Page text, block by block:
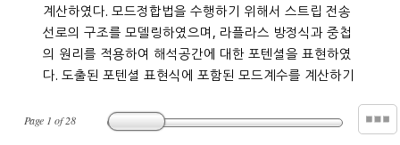
Page 1 of28
계산하였다. 모드정합법을 수행하기 위해서 스트립 전송
선로의 구조를 모델링하였으며, 라플라스 방정식과 중첩
의 원리를 적용하여 해석공간에 대한 포텐셜을 표현하였
다. 도출된 포텐셜 표현식에 포함된 모드계수를 계산하기